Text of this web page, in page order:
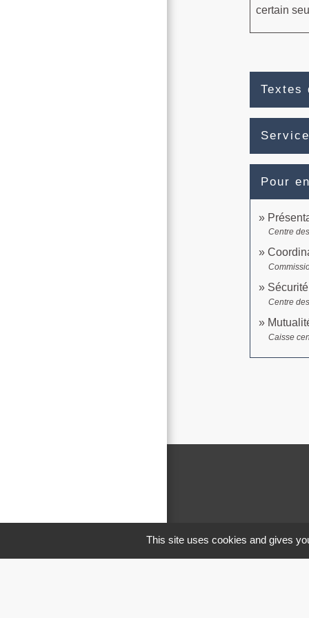
certain
Textes
Pour
Centre
Centre
Caisse
This site uses cookies and gives